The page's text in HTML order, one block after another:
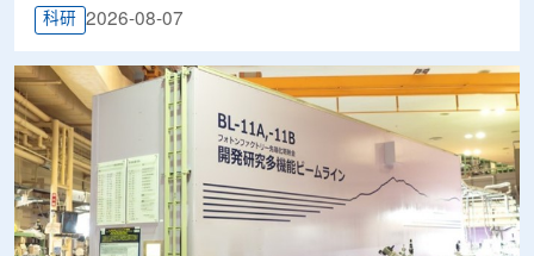
科研 2026-08-07